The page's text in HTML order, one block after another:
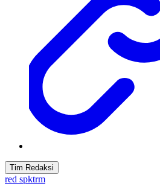
Tim Redaksi
red spktrm